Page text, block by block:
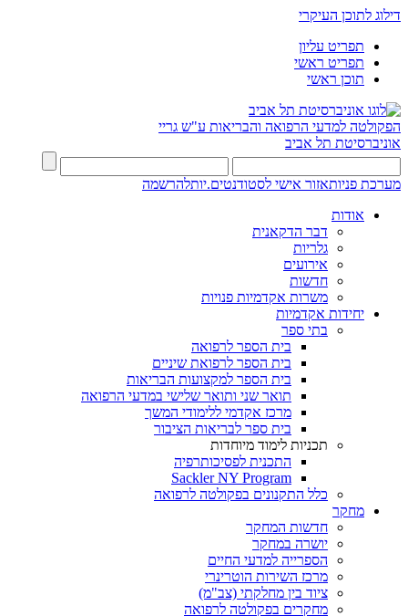
דילוג לתוכן העיקרי
תפריט עליון
תפריט ראשי
תוכן ראשי
הפקולטה למדעי הרפואה והבריאות ע"ש גריי
אוניברסיטת תל אביב
מערכת פניותאזור אישי לסטודנטים.יותלהרשמה
אודות
דבר הדקאנית
גלריות
אירועים
חדשות
משרות אקדמיות פנויות
יחידות אקדמיות
בתי ספר
בית הספר לרפואה
בית הספר לרפואת שיניים
בית הספר למקצועות הבריאות
תואר שני ותואר שלישי במדעי הרפואה
מרכז אקדמי ללימודי המשך
בית ספר לבריאות הציבור
תכניות לימוד מיוחדות
התכנית לפסיכותרפיה
Sackler NY Program
כלל התקנונים בפקולטה לרפואה
מחקר
חדשות המחקר
יושרה במחקר
הספרייה למדעי החיים
מרכז השירות הוטרינרי
ציוד בין מחלקתי (צב"מ)
מחקרים בפקולטה לרפואה